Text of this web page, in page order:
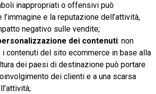
inappropriati o offensivi può
e la reputazione dell’attività,
negativo sulle vendite;
dei contenuti: non
contenuti del sito ecommerce in base alla
dei paesi di destinazione può portare
dei clienti e a una scarsa